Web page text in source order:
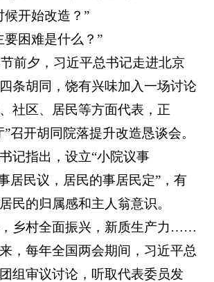
候开始改造？”
要困难是什么？”
前夕，习近平总书记走进北京
条胡同，饶有兴味加入一场讨论
社区、居民等方面代表，正
召开胡同院落提升改造恳谈会。
记指出，设立“小院议事
居民议，居民的事居民定”，有
民的归属感和主人翁意识。
乡村全面振兴，新质生产力……
，每年全国两会期间，习近平总
组审议讨论，听取代表委员发